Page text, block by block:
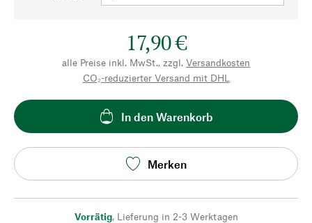
17,90 €
alle Preise inkl. MwSt., zzgl. Versandkosten
CO₂-reduzierter Versand mit DHL
In den Warenkorb
Merken
Vorrätig, Lieferung in 2-3 Werktagen